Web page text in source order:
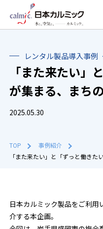
レンタル製品導入事例
「また来たい」
が集まる、まちの
2025.05.30
TOP
事例紹介
「また来たい」と「ずっと働きた
日本カルミック製品をご利
介する本企画。